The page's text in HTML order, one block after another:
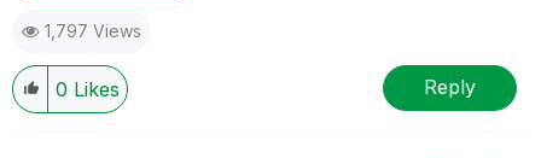
1,797 Views
0 Likes Reply